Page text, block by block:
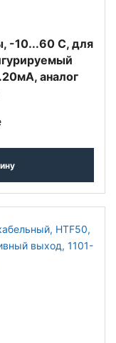
-10...60 С, для
аналог